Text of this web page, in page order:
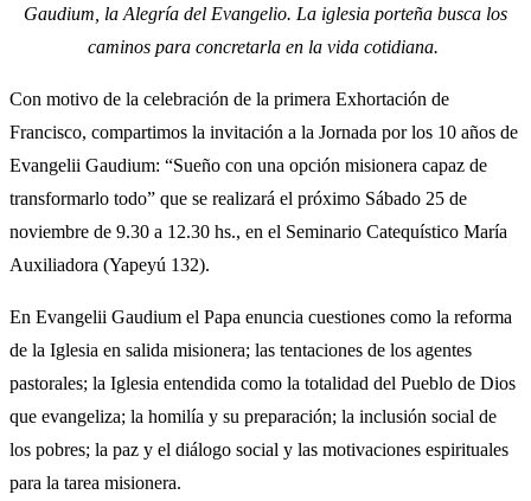
Gaudium, la Alegría del Evangelio. La iglesia porteña busca los
caminos para concretarla en la vida cotidiana.
Con motivo de la celebración de la primera Exhortación de
Francisco, compartimos la invitación a la Jornada por los 10 años de
Evangelii Gaudium: “Sueño con una opción misionera capaz de
transformarlo todo” que se realizará el próximo Sábado 25 de
noviembre de 9.30 a 12.30 hs., en el Seminario Catequístico María
Auxiliadora (Yapeyú 132).
En Evangelii Gaudium el Papa enuncia cuestiones como la reforma
de la Iglesia en salida misionera; las tentaciones de los agentes
pastorales; la Iglesia entendida como la totalidad del Pueblo de Dios
que evangeliza; la homilía y su preparación; la inclusión social de
los pobres; la paz y el diálogo social y las motivaciones espirituales
para la tarea misionera.